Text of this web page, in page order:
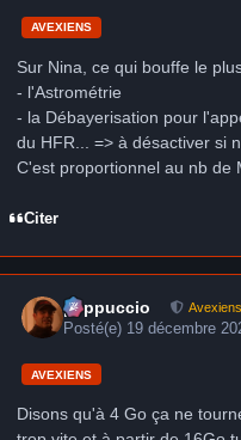
AVEXIENS
Sur Nina, ce qui bouffe le
- l'Astrométrie
- la Débayerisation pour
du HFR... => à désactiver si
C'est proportionnel au nb de
Citer
peppuccio Avexiens
Posté(e) 19 décembre
AVEXIENS
Disons qu'à 4 Go ça ne